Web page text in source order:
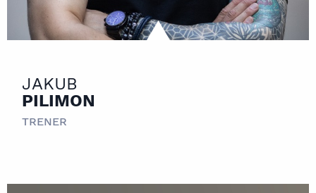
JAKUB
PILIMON
TRENER